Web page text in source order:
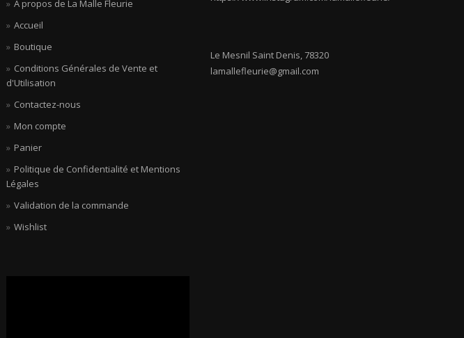
A propos de La Malle Fleurie
Accueil
Boutique
Conditions Générales de Vente et
d'Utilisation
Contactez-nous
Mon compte
Panier
Politique de Confidentialité et Mentions
Légales
Validation de la commande
Wishlist
Le Mesnil Saint Denis,78320
lamallefleurie@gmail.com